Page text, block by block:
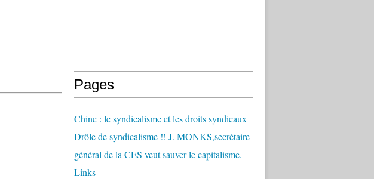
Pages
Chine : le syndicalisme et les droits syndicaux
Drôle de syndicalisme !! J. MONKS,secrétaire
général de la CES veut sauver le capitalisme.
Links